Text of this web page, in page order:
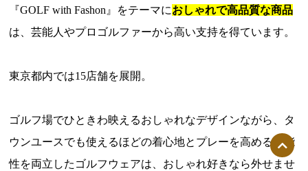
『GOLF with Fashon』をテーマにおしゃれで高品質な商品
は、芸能人やプロゴルファーから高い支持を得ています。
東京都内では15店舗を展開。
ゴルフ場でひときわ映えるおしゃれなデザインながら、タ
ウンユースでも使えるほどの着心地とプレーを高める機能
性を両立したゴルフウェアは、おしゃれ好きなら外せませ